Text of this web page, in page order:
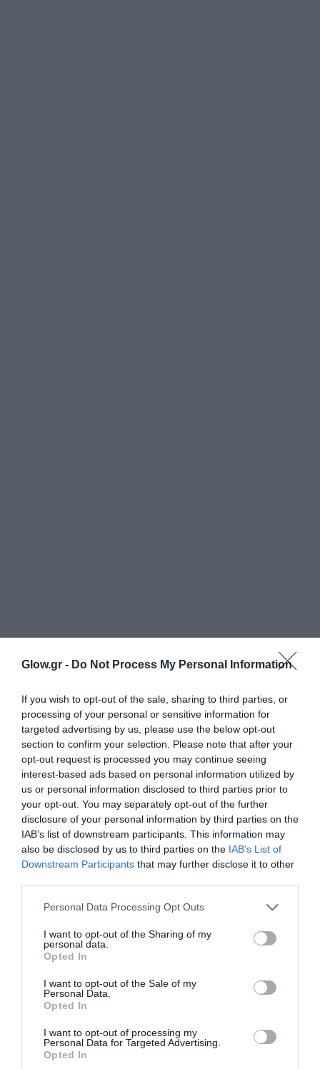
Glow.gr - Do Not Process My Personal Information
If you wish to opt-out of the sale, sharing to third parties, or
processing of your personal or sensitive information for
targeted advertising by us, please use the below opt-out
section to confirm your selection. Please note that after your
opt-out request is processed you may continue seeing
interest-based ads based on personal information utilized by
us or personal information disclosed to third parties prior to
your opt-out. You may separately opt-out of the further
disclosure of your personal information by third parties on the
IAB’s list of downstream participants. This information may
also be disclosed by us to third parties on the IAB’s List of
Downstream Participants that may further disclose it to other
Personal Data Processing Opt Outs
I want to opt-out of the Sharing of my
personal data.
Opted In
I want to opt-out of the Sale of my
Personal Data.
Opted In
I want to opt-out of processing my
Personal Data for Targeted Advertising.
Opted In